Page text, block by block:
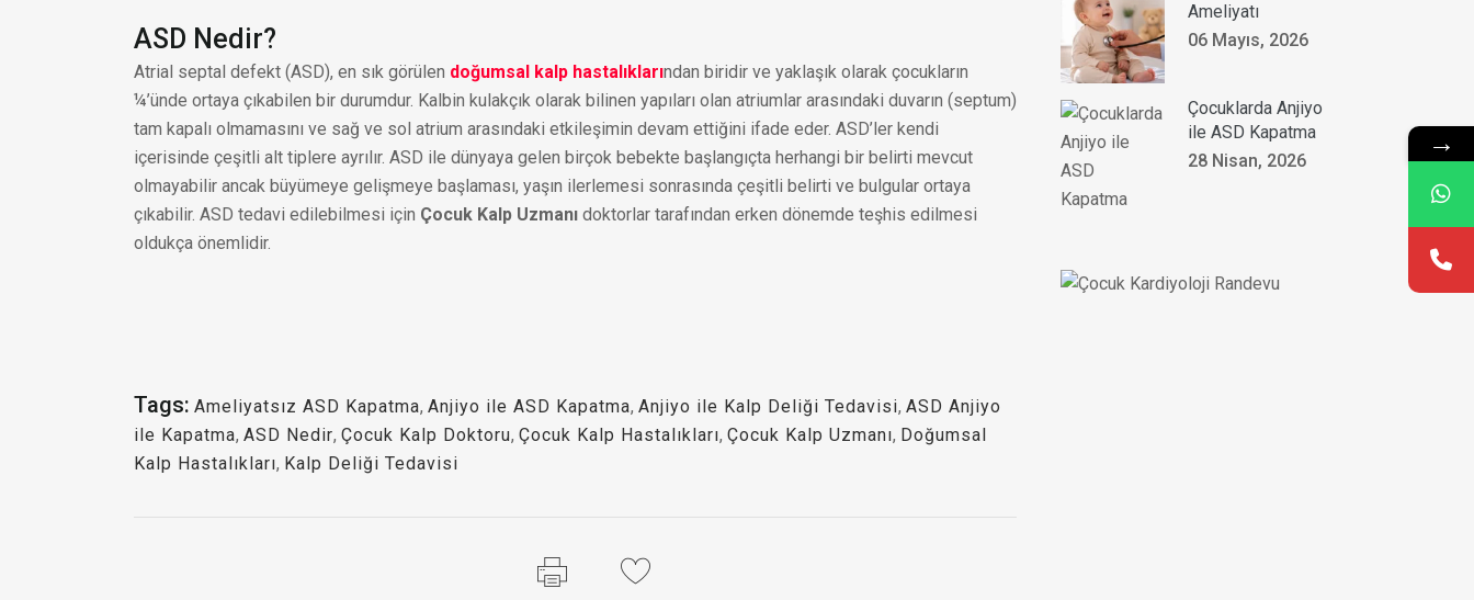
ASD Nedir?
Atrial septal defekt (ASD), en sık görülen doğumsal kalp hastalıklarından biridir ve yaklaşık olarak çocukların
¼’ünde ortaya çıkabilen bir durumdur. Kalbin kulakçık olarak bilinen yapıları olan atriumlar arasındaki duvarın (septum)
tam kapalı olmamasını ve sağ ve sol atrium arasındaki etkileşimin devam ettiğini ifade eder. ASD’ler kendi
içerisinde çeşitli alt tiplere ayrılır. ASD ile dünyaya gelen birçok bebekte başlangıçta herhangi bir belirti mevcut
olmayabilir ancak büyümeye gelişmeye başlaması, yaşın ilerlemesi sonrasında çeşitli belirti ve bulgular ortaya
çıkabilir. ASD tedavi edilebilmesi için Çocuk Kalp Uzmanı doktorlar tarafından erken dönemde teşhis edilmesi
oldukça önemlidir.
Tags: Ameliyatsız ASD Kapatma, Anjiyo ile ASD Kapatma, Anjiyo ile Kalp Deliği Tedavisi, ASD Anjiyo
ile Kapatma, ASD Nedir, Çocuk Kalp Doktoru, Çocuk Kalp Hastalıkları, Çocuk Kalp Uzmanı, Doğumsal
Kalp Hastalıkları, Kalp Deliği Tedavisi
Ameliyatı
06 Mayıs, 2026
Çocuklarda Anjiyo
ile ASD Kapatma
28 Nisan, 2026
→